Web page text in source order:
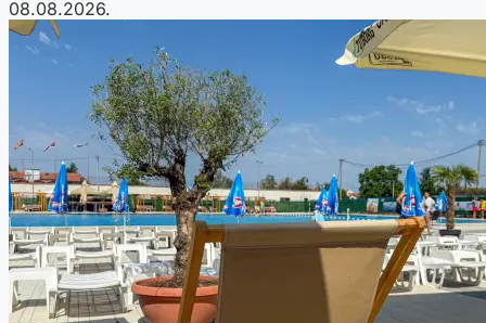
08.08.2026.